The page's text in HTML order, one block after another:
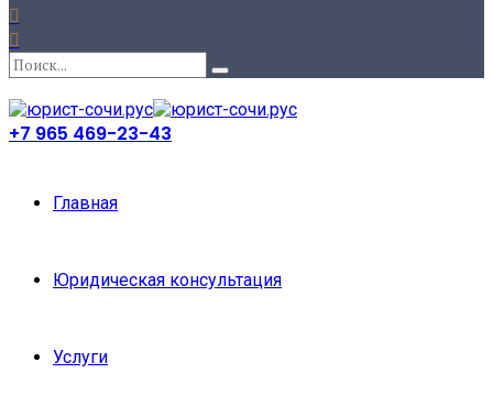
+7 965 469-23-43
Главная
Юридическая консультация
Услуги